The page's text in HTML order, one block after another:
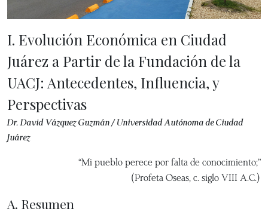
I. Evolución Económica en Ciudad
Juárez a Partir de la Fundación de la
UACJ: Antecedentes, Influencia, y
Perspectivas
Dr. David Vázquez Guzmán / Universidad Autónoma de Ciudad
Juárez
“Mi pueblo perece por falta de conocimiento;”
(Profeta Oseas, c. siglo VIII A.C.)
A. Resumen